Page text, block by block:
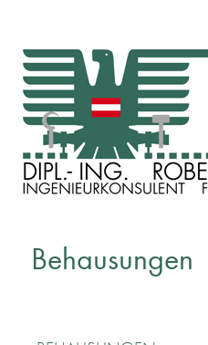
Behausungen